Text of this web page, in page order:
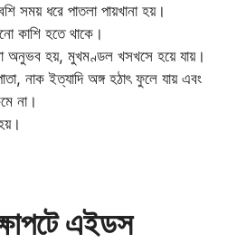
সময় ধরে পাতলা পায়খানা হয়।
কাশি হতে থাকে।
অনুভব হয়, মুখমণ্ডল খসখসে হয়ে যায়।
নাক ইত্যাদি অঙ্গ হঠাৎ ফুলে যায় এবং
না।
এইডস